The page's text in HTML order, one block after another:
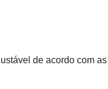
de acordo com